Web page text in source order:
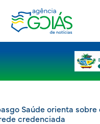
Saúde orienta sobre
credenciada